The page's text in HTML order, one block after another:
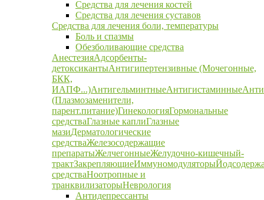
Средства для лечения костей
Средства для лечения суставов
Средства для лечения боли, температуры
Боль и спазмы
Обезболивающие средства
АнестезияАдсорбенты-
детоксикантыАнтигипертензивные (Мочегонные,
БКК,
ИАПФ...)АнтигельминтныеАнтигистаминные
(Плазмозаменители,
парент.питание)ГинекологияГормональные
средстваГлазные каплиГлазные
мазиДерматологические
средстваЖелезосодержащие
препаратыЖелчегонныеЖелудочно-кишечный-
трактЗакрепляющиеИммуномодуляторы
средстваНоотропные и
транквилизаторыНеврология
Антидепрессанты